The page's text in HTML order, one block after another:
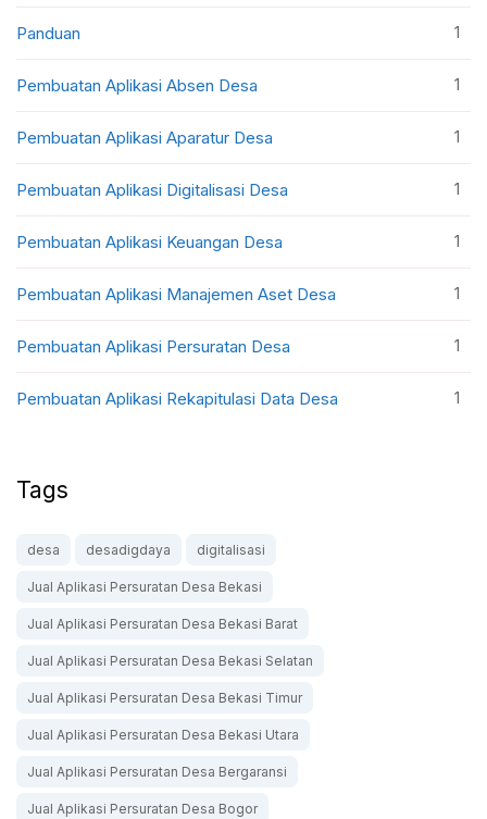
Panduan 1
Pembuatan Aplikasi Absen Desa 1
Pembuatan Aplikasi Aparatur Desa 1
Pembuatan Aplikasi Digitalisasi Desa 1
Pembuatan Aplikasi Keuangan Desa 1
Pembuatan Aplikasi Manajemen Aset Desa 1
Pembuatan Aplikasi Persuratan Desa 1
Pembuatan Aplikasi Rekapitulasi Data Desa 1
Tags
desa desadigdaya digitalisasi
Jual Aplikasi Persuratan Desa Bekasi
Jual Aplikasi Persuratan Desa Bekasi Barat
Jual Aplikasi Persuratan Desa Bekasi Selatan
Jual Aplikasi Persuratan Desa Bekasi Timur
Jual Aplikasi Persuratan Desa Bekasi Utara
Jual Aplikasi Persuratan Desa Bergaransi
Jual Aplikasi Persuratan Desa Bogor